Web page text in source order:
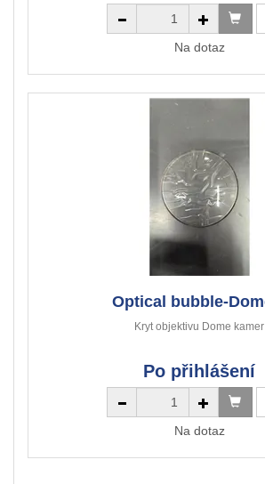
Na dotaz
Optical bubble-
Kryt objektivu Dome kamer
Po přihlášení
Na dotaz